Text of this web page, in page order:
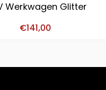
Werkwagen Glitter
€141,00